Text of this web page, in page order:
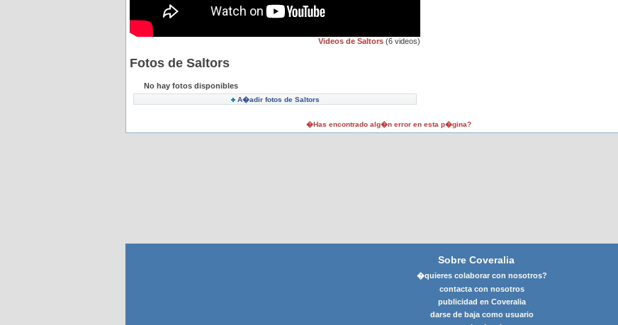
Videos de Saltors (6 videos)
Fotos de Saltors
No hay fotos disponibles
A�adir fotos de Saltors
�Has encontrado alg�n error en esta p�gina?
Sobre Coveralia
�quieres colaborar con nosotros?
contacta con nosotros
publicidad en Coveralia
darse de baja como usuario